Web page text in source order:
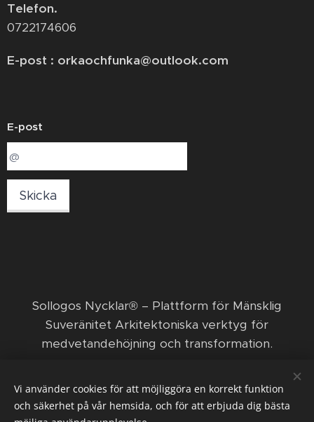
Telefon.
0722174606
E-post : orkaochfunka@outlook.com
E-post
Skicka
​Sollogos Nycklar® – Plattform för Mänsklig
Suveränitet Arkitektoniska verktyg för
medvetandehöjning och transformation. ​
© 2026 Sollogos Nycklar ägs och förvaltas av den
ekonomiska föreningen Nya positiva framsteg med
Orka och Funka.
Vi använder cookies för att möjliggöra en korrekt funktion
och säkerhet på vår hemsida, och för att erbjuda dig bästa